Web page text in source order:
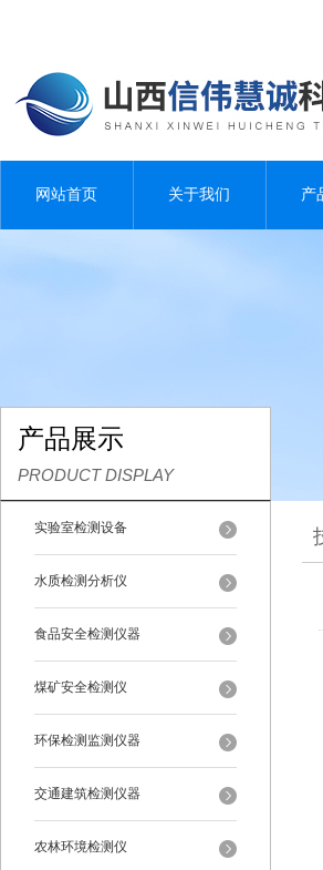
网站首页 关于我们 产
产品展示
PRODUCT DISPLAY
实验室检测设备
水质检测分析仪
食品安全检测仪器
煤矿安全检测仪
环保检测监测仪器
交通建筑检测仪器
农林环境检测仪